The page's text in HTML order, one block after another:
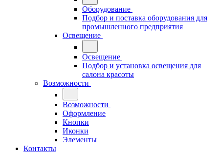
Оборудование
Подбор и поставка оборудования для
промышленного предприятия
Освещение
Освещение
Подбор и установка освещения для
салона красоты
Возможности
Возможности
Оформление
Кнопки
Иконки
Элементы
Контакты